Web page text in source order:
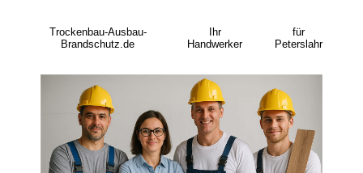
Trockenbau-Ausbau-
Brandschutz.de
Ihr
Handwerker
für
Peterslahr